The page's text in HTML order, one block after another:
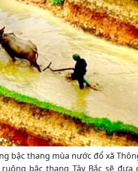
bậc thang mùa nước đổ xã
bậc thang Tây Bắc sẽ đưa